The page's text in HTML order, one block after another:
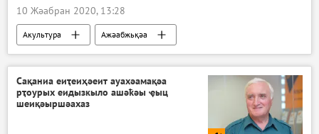
10 Жәабран 2020, 13:28
Акультура Ажәабжьқәа
Сақаниа еиҭеиҳәеит ауахәамақәа
рҭоурых еидызкыло ашәҟәы ҿыц
шеиқәыршәахаз